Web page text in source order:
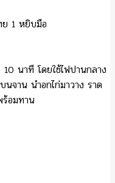
ย 1 หยิบมือ
นาที โดยใช้ไฟปานกลาง
จาน นำอกไก่มาวาง ราด
ร้อมทาน